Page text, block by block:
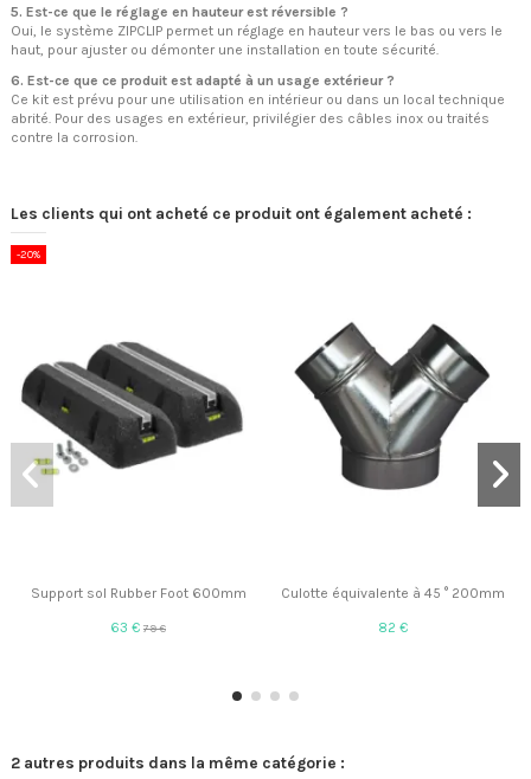
5. Est-ce que le réglage en hauteur est réversible ?
Oui, le système ZIPCLIP permet un réglage en hauteur vers le bas ou vers le
haut, pour ajuster ou démonter une installation en toute sécurité.
6. Est-ce que ce produit est adapté à un usage extérieur ?
Ce kit est prévu pour une utilisation en intérieur ou dans un local technique
abrité. Pour des usages en extérieur, privilégier des câbles inox ou traités
contre la corrosion.
Les clients qui ont acheté ce produit ont également acheté :
-20%
Support sol Rubber Foot 600mm
63 € 79 €
Culotte équivalente à 45 ° 200mm
82 €
2 autres produits dans la même catégorie :